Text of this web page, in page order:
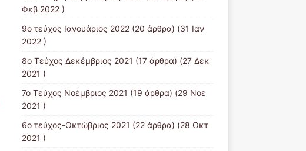
Φεβ 2022 )
9o τεύχος Ιανουάριος 2022(20 άρθρα) (31 Ιαν
2022 )
8o Tεύχος Δεκέμβριος 2021 (17 άρθρα) (27 Δεκ
2021 )
7o Τεύχος Νοέμβριος 2021 (19 άρθρα) (29 Νοε
2021 )
6ο τεύχος-Οκτώβριος 2021 (22 άρθρα) (28 Οκτ
2021 )